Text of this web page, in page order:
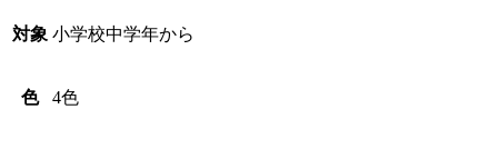
対象 小学校中学年から
色 4色